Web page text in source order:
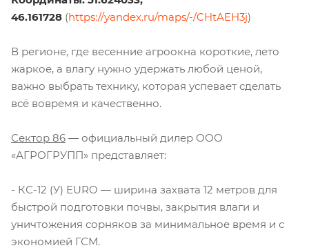
46.161728 (https://yandex.ru/maps/-/CHtAEH3j)
В регионе, где весенние агроокна короткие, лето
жаркое, а влагу нужно удержать любой ценой,
важно выбрать технику, которая успевает сделать
всё вовремя и качественно.
Сектор 86 — официальный дилер ООО
«АГРОГРУПП» представляет:
- КС-12 (У) EURO — ширина захвата 12 метров для
быстрой подготовки почвы, закрытия влаги и
уничтожения сорняков за минимальное время и с
экономией ГСМ.